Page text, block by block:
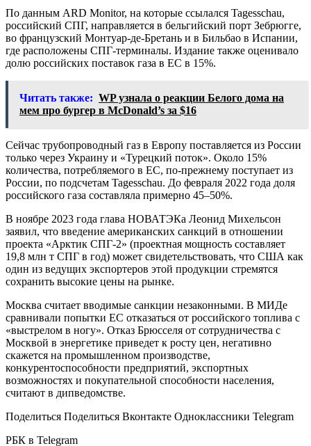
По данным ARD Monitor, на которые ссылался Tagesschau,
российский СПГ, направляется в бельгийский порт Зебрюгге,
во французский Монтуар-де-Бретань и в Бильбао в Испании,
где расположены СПГ-терминалы. Издание также оценивало
долю российских поставок газа в ЕС в 15%.
Читать также: WP узнала о реакции Белого дома на
мем про бургер в McDonald’s за $16
Сейчас трубопроводный газ в Европу поставляется из России
только через Украину и «Турецкий поток». Около 15%
количества, потребляемого в ЕС, по-прежнему поступает из
России, по подсчетам Tagesschau. До февраля 2022 года доля
российского газа составляла примерно 45–50%.
В ноябре 2023 года глава НОВАТЭКа Леонид Михельсон
заявил, что введение американских санкций в отношении
проекта «Арктик СПГ-2» (проектная мощность составляет
19,8 млн т СПГ в год) может свидетельствовать, что США как
один из ведущих экспортеров этой продукции стремятся
сохранить высокие цены на рынке.
Москва считает вводимые санкции незаконными. В МИДе
сравнивали попытки ЕС отказаться от российского топлива с
«выстрелом в ногу». Отказ Брюсселя от сотрудничества с
Москвой в энергетике приведет к росту цен, негативно
скажется на промышленном производстве,
конкурентоспособности предприятий, экспортных
возможностях и покупательной способности населения,
считают в дипведомстве.
Поделиться Поделиться Вконтакте Одноклассники Telegram
РБК в Telegram